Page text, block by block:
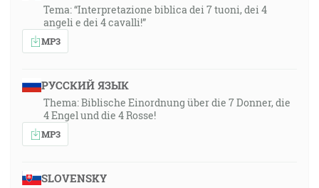
Tema: “Interpretazione biblica dei 7 tuoni, dei 4
angeli e dei 4 cavalli!”
MP3
РУССКИЙ ЯЗЫК
Thema: Biblische Einordnung über die 7 Donner, die
4 Engel und die 4 Rosse!
MP3
SLOVENSKY